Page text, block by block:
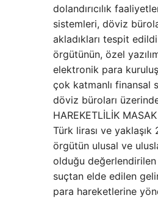
dolandırıcılık
sistemleri, döviz
akladıkları tespit
örgütünün, özel
elektronik para
çok katmanlı finansal
döviz büroları
HAREKETLİLİK
Türk lirası ve
örgütün ulusal ve
olduğu
suçtan elde edilen
para hareketlerine